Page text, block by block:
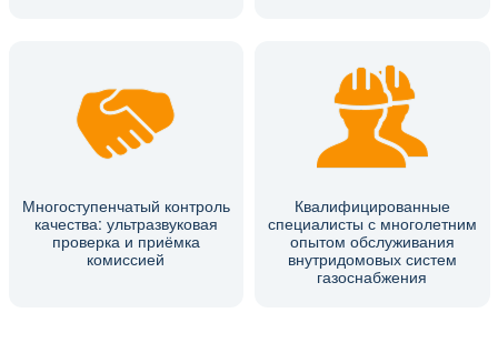
Многоступенчатый контроль
качества: ультразвуковая
проверка и приёмка
комиссией
Квалифицированные
специалисты с многолетним
опытом обслуживания
внутридомовых систем
газоснабжения